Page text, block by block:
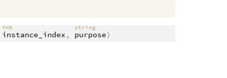
int
instance_index ,
string
purpose)